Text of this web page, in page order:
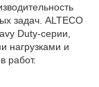
задач. ALTECO
Duty-серии,
нагрузками и
работ.